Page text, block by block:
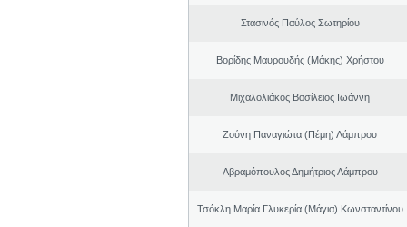
Στασινός Παύλος Σωτηρίου
Βορίδης Μαυρουδής (Μάκης) Χρήστου
Μιχαλολιάκος Βασίλειος Ιωάννη
Ζούνη Παναγιώτα (Πέμη) Λάμπρου
Αβραμόπουλος Δημήτριος Λάμπρου
Τσόκλη Μαρία Γλυκερία (Μάγια) Κωνσταντίνου